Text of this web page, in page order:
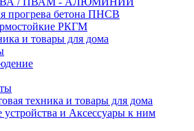
прогрева бетона ПНСВ
РКГМ
и товары для дома
техника и товары для дома
и Аксессуары к ним